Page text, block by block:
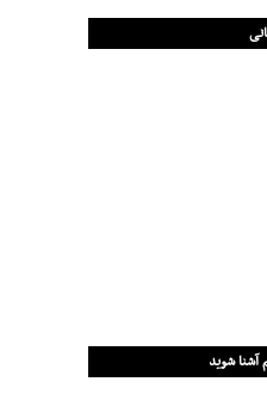
آشنا شوید